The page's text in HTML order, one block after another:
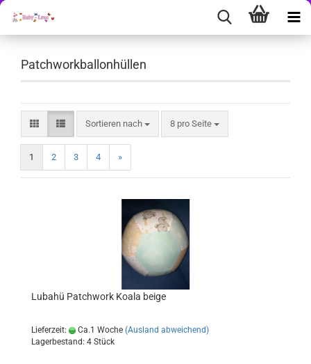
Patchworkballonhüllen
Sortieren nach
Sortieren nach 8 pro Seite
pro Seite
1 2 3 4 »
Lubahü Patchwork Koala beige
Lieferzeit: Ca.1 Woche (Ausland abweichend)
Lagerbestand: 4 Stück